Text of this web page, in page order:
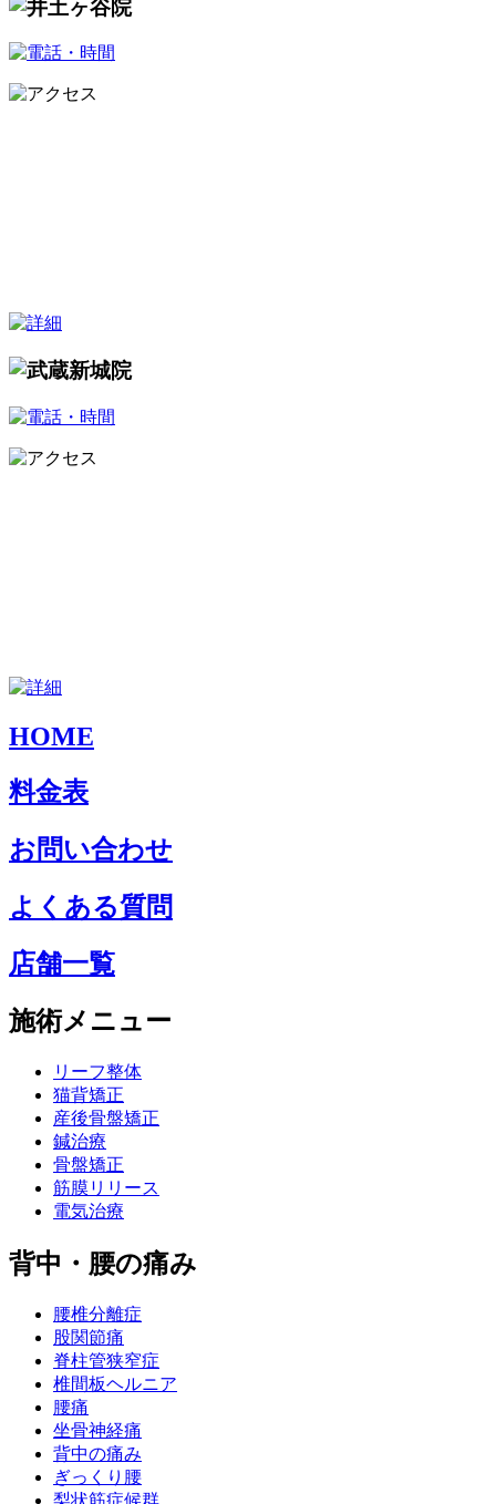
HOME
料金表
お問い合わせ
よくある質問
店舗一覧
施術メニュー
リーフ整体
猫背矯正
産後骨盤矯正
鍼治療
骨盤矯正
筋膜リリース
電気治療
背中・腰の痛み
腰椎分離症
股関節痛
脊柱管狭窄症
椎間板ヘルニア
腰痛
坐骨神経痛
背中の痛み
ぎっくり腰
梨状筋症候群